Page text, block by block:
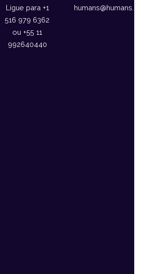
Ligue para +1
516 979 6362
ou +55 11
992640440